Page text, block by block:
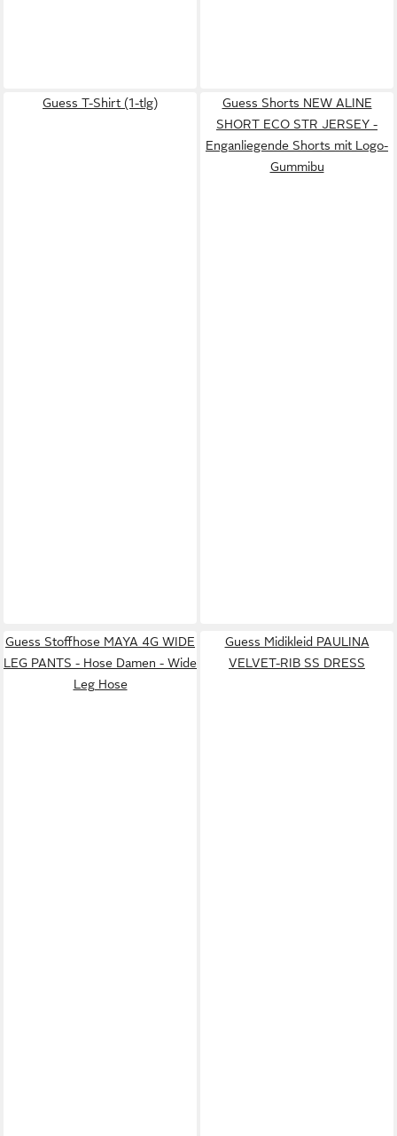
Guess T-Shirt (1-tlg)
Guess Shorts NEW ALINE
SHORT ECO STR JERSEY -
Enganliegende Shorts mit Logo-
Gummibu
Guess Stoffhose MAYA 4G WIDE
LEG PANTS - Hose Damen - Wide
Leg Hose
Guess Midikleid PAULINA
VELVET-RIB SS DRESS